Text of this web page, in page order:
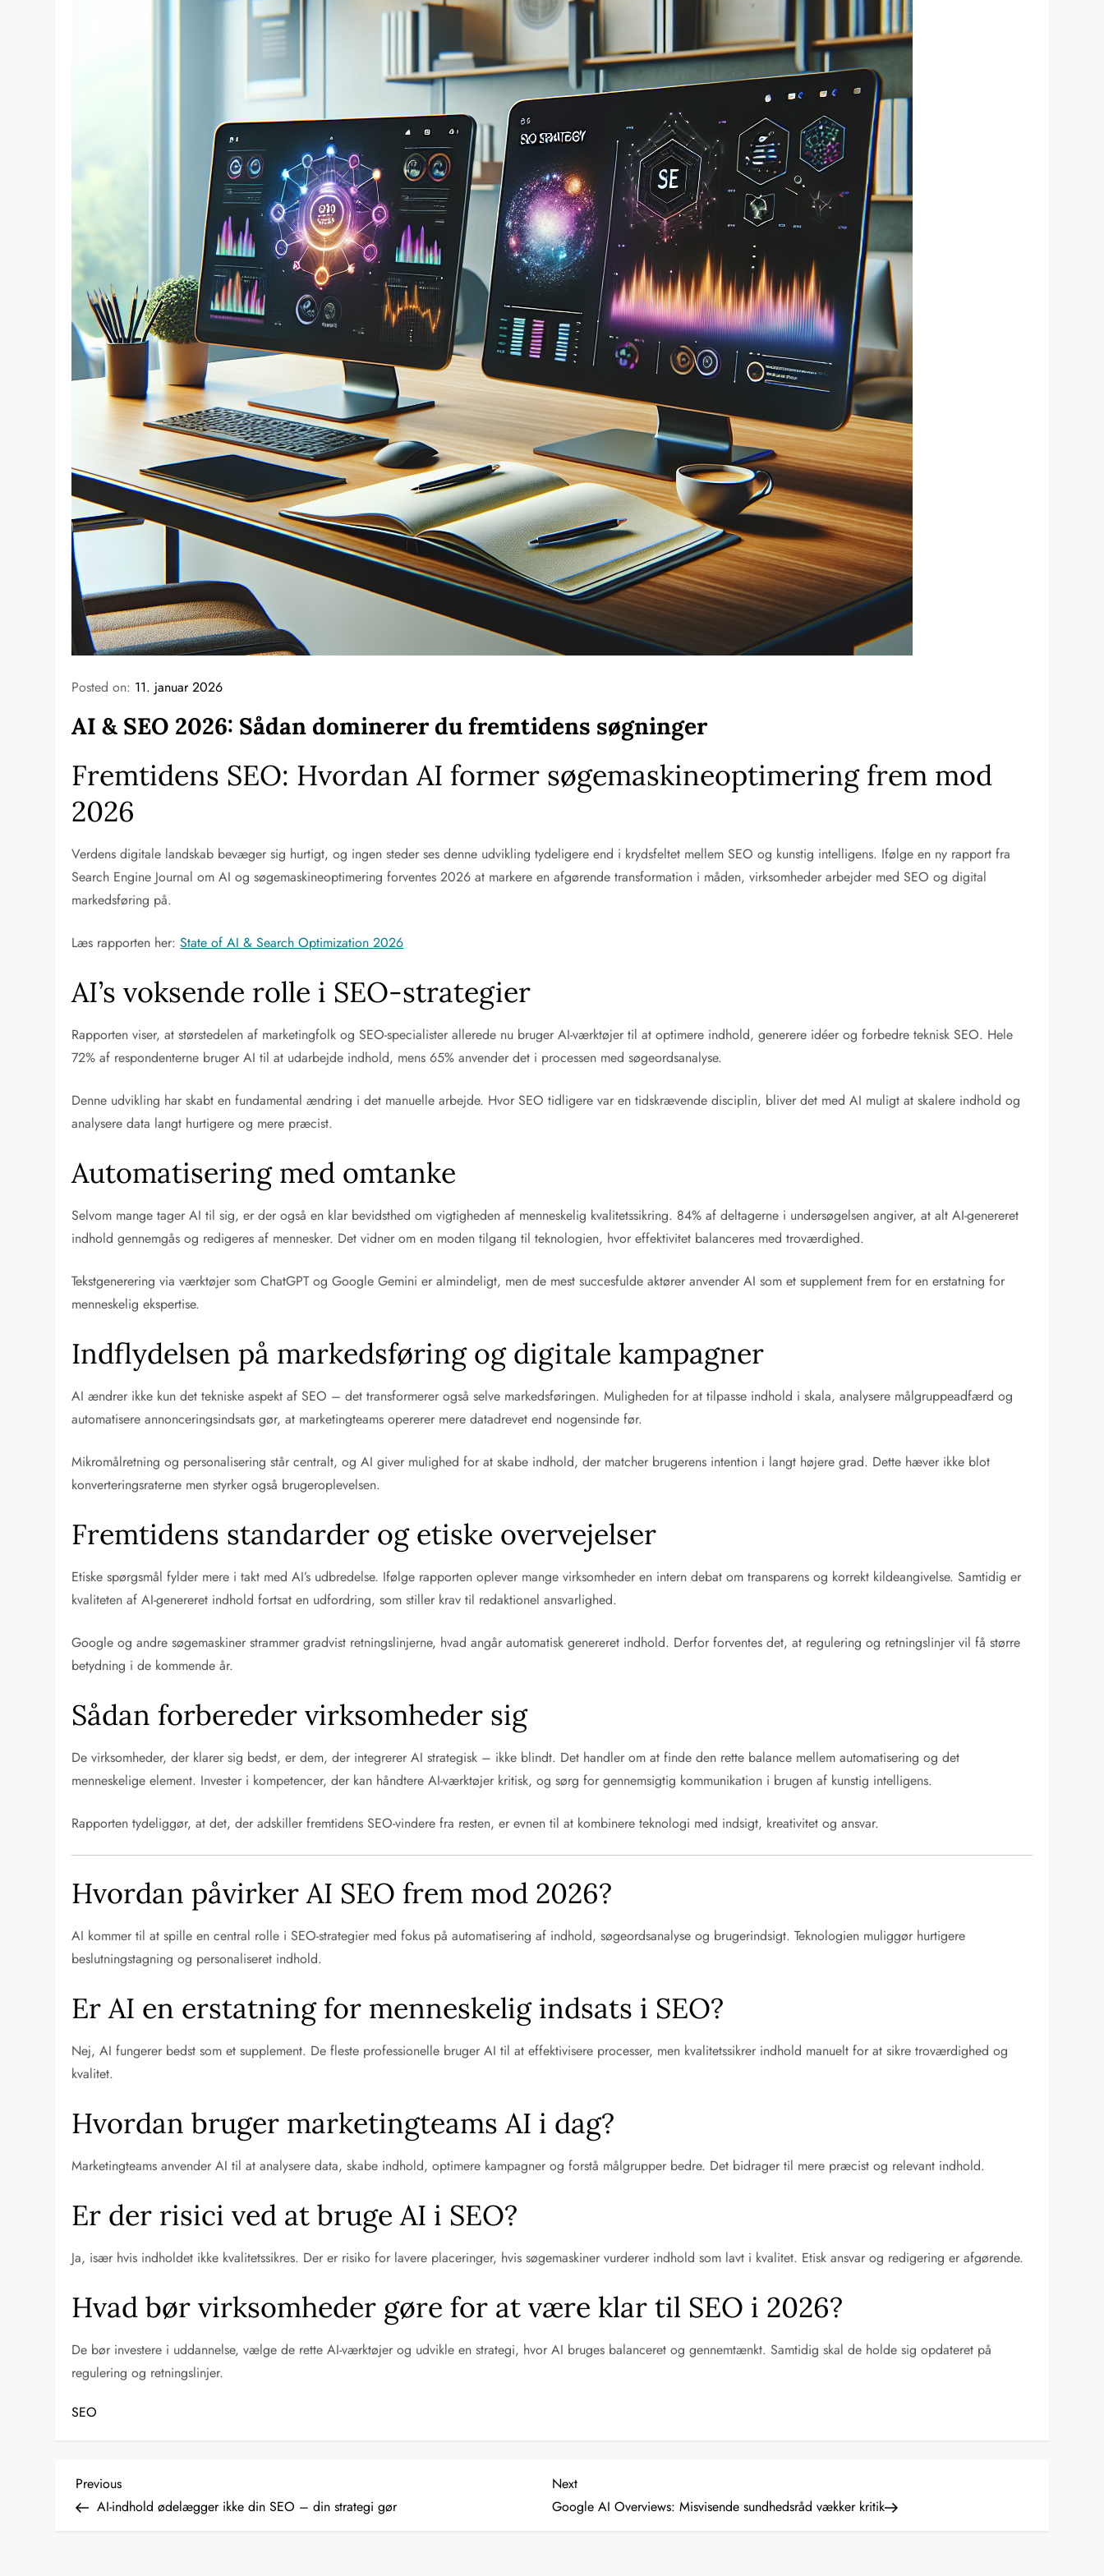
Posted on: 11. januar 2026
AI & SEO 2026: Sådan dominerer du fremtidens søgninger
Fremtidens SEO: Hvordan AI former søgemaskineoptimering frem mod
2026
Verdens digitale landskab bevæger sig hurtigt, og ingen steder ses denne udvikling tydeligere end i krydsfeltet mellem SEO og kunstig intelligens. Ifølge en ny rapport fra
Search Engine Journal om AI og søgemaskineoptimering forventes 2026 at markere en afgørende transformation i måden, virksomheder arbejder med SEO og digital
markedsføring på.
Læs rapporten her:State of AI & Search Optimization 2026
AI’s voksende rolle i SEO-strategier
Rapporten viser, at størstedelen af marketingfolk og SEO-specialister allerede nu bruger AI-værktøjer til at optimere indhold, generere idéer og forbedre teknisk SEO. Hele
72% af respondenterne bruger AI til at udarbejde indhold, mens 65% anvender det i processen med søgeordsanalyse.
Denne udvikling har skabt en fundamental ændring i det manuelle arbejde. Hvor SEO tidligere var en tidskrævende disciplin, bliver det med AI muligt at skalere indhold og
analysere data langt hurtigere og mere præcist.
Automatisering med omtanke
Selvom mange tager AI til sig, er der også en klar bevidsthed om vigtigheden af menneskelig kvalitetssikring. 84% af deltagerne i undersøgelsen angiver, at alt AI-genereret
indhold gennemgås og redigeres af mennesker. Det vidner om en moden tilgang til teknologien, hvor effektivitet balanceres med troværdighed.
Tekstgenerering via værktøjer som ChatGPT og Google Gemini er almindeligt, men de mest succesfulde aktører anvender AI som et supplement frem for en erstatning for
menneskelig ekspertise.
Indflydelsen på markedsføring og digitale kampagner
AI ændrer ikke kun det tekniske aspekt af SEO – det transformerer også selve markedsføringen. Muligheden for at tilpasse indhold i skala, analysere målgruppeadfærd og
automatisere annonceringsindsats gør, at marketingteams opererer mere datadrevet end nogensinde før.
Mikromålretning og personalisering står centralt, og AI giver mulighed for at skabe indhold, der matcher brugerens intention i langt højere grad. Dette hæver ikke blot
konverteringsraterne men styrker også brugeroplevelsen.
Fremtidens standarder og etiske overvejelser
Etiske spørgsmål fylder mere i takt med AI’s udbredelse. Ifølge rapporten oplever mange virksomheder en intern debat om transparens og korrekt kildeangivelse. Samtidig er
kvaliteten af AI-genereret indhold fortsat en udfordring, som stiller krav til redaktionel ansvarlighed.
Google og andre søgemaskiner strammer gradvist retningslinjerne, hvad angår automatisk genereret indhold. Derfor forventes det, at regulering og retningslinjer vil få større
betydning i de kommende år.
Sådan forbereder virksomheder sig
De virksomheder, der klarer sig bedst, er dem, der integrerer AI strategisk – ikke blindt. Det handler om at finde den rette balance mellem automatisering og det
menneskelige element. Invester i kompetencer, der kan håndtere AI-værktøjer kritisk, og sørg for gennemsigtig kommunikation i brugen af kunstig intelligens.
Rapporten tydeliggør, at det, der adskiller fremtidens SEO-vindere fra resten, er evnen til at kombinere teknologi med indsigt, kreativitet og ansvar.
Hvordan påvirker AI SEO frem mod 2026?
AI kommer til at spille en central rolle i SEO-strategier med fokus på automatisering af indhold, søgeordsanalyse og brugerindsigt. Teknologien muliggør hurtigere
beslutningstagning og personaliseret indhold.
Er AI en erstatning for menneskelig indsats i SEO?
Nej, AI fungerer bedst som et supplement. De fleste professionelle bruger AI til at effektivisere processer, men kvalitetssikrer indhold manuelt for at sikre troværdighed og
kvalitet.
Hvordan bruger marketingteams AI i dag?
Marketingteams anvender AI til at analysere data, skabe indhold, optimere kampagner og forstå målgrupper bedre. Det bidrager til mere præcist og relevant indhold.
Er der risici ved at bruge AI i SEO?
Ja, især hvis indholdet ikke kvalitetssikres. Der er risiko for lavere placeringer, hvis søgemaskiner vurderer indhold som lavt i kvalitet. Etisk ansvar og redigering er afgørende.
Hvad bør virksomheder gøre for at være klar til SEO i 2026?
De bør investere i uddannelse, vælge de rette AI-værktøjer og udvikle en strategi, hvor AI bruges balanceret og gennemtænkt. Samtidig skal de holde sig opdateret på
regulering og retningslinjer.
SEO
I
Previous
Post
Previous
AI-indhold ødelægger ikke din SEO – din strategi gør
Next
Post
Next
Google AI Overviews: Misvisende sundhedsråd vækker kritik